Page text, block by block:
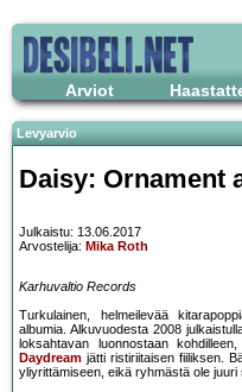
Arviot
Levyarvio
Daisy: Ornament
Julkaistu: 13.06.2017
Arvostelija: Mika Roth
Karhuvaltio Records
Turkulainen, helmeilevää
albumia. Alkuvuodesta 2008
loksahtavan luonnostaan
Daydream jätti ristiriitaisen fiiliksen.
yliyrittämiseen, eikä ryhmästä ole